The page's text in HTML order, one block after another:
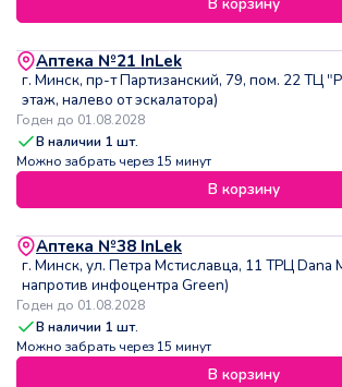
Аптека №21 InLek
г. Минск, пр-т Партизанский, 79, пом. 22 ТЦ
этаж, налево от эскалатора)
Годен до 01.08.2028
В наличии 1 шт.
Можно забрать через 15 минут
В корзину
Аптека №38 InLek
г. Минск, ул. Петра Мстиславца, 11 ТРЦ Dana
напротив инфоцентра Green)
Годен до 01.08.2028
В наличии 1 шт.
Можно забрать через 15 минут
В корзину